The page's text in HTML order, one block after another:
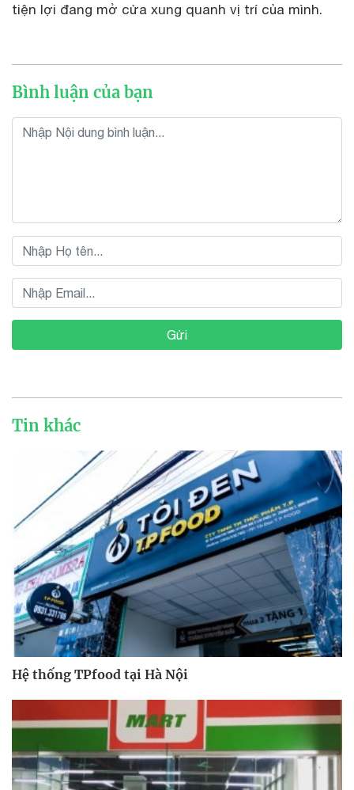
tiện lợi đang mở cửa xung quanh vị trí của mình.
Bình luận của bạn
Gửi
Tin khác
Hệ thống TPfood tại Hà Nội